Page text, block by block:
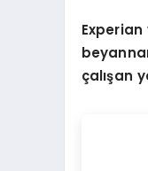
çalışan